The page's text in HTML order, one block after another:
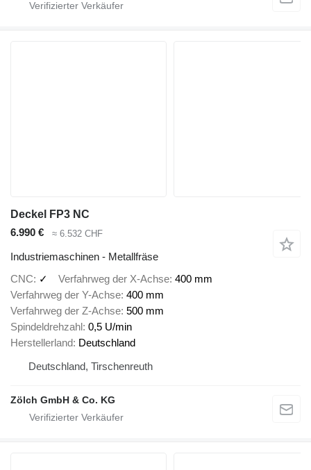
Deckel FP3 NC
6.990 €
≈ 6.532 CHF
Industriemaschinen - Metallfräse
CNC
✓ Verfahrweg der X-Achse 400 mm
Verfahrweg der Y-Achse 400 mm
Verfahrweg der Z-Achse 500 mm
Spindeldrehzahl 0,5 U/min
Herstellerland Deutschland
Deutschland, Tirschenreuth
Zölch GmbH & Co. KG